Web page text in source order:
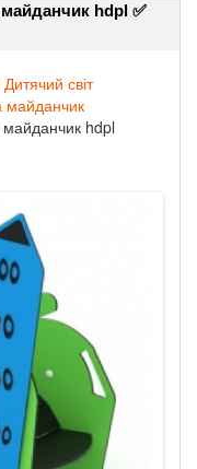
hdpl ✅
світ
майданчик
майданчик hdpl